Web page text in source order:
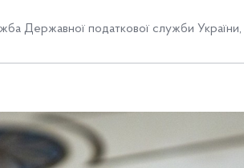
Державної податкової служби України,